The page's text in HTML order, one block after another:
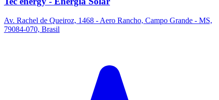
Av. Rachel de Queiroz, 1468 - Aero Rancho, Campo Grande - MS,
79084-070, Brasil